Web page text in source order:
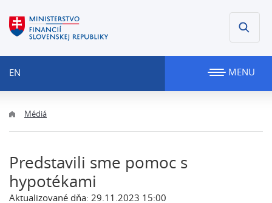
EN MENU
Médiá
Predstavili sme pomoc s
hypotékami
Aktualizované dňa: 29.11.2023 15:00